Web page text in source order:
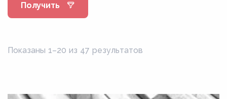
Получить
Показаны 1–20 из 47 результатов